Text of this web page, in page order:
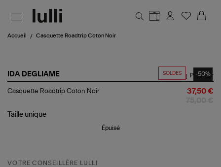
Accueil Casquette Roadtrip Coton Noir
SOLDES -50%
IDA DEGLIAME
Casquette
Noir
Partager
Casquette Roadtrip Coton Noir 37,50 €
Taille unique
Épuisé
VOTRE CONSEILLÈRE LULLI